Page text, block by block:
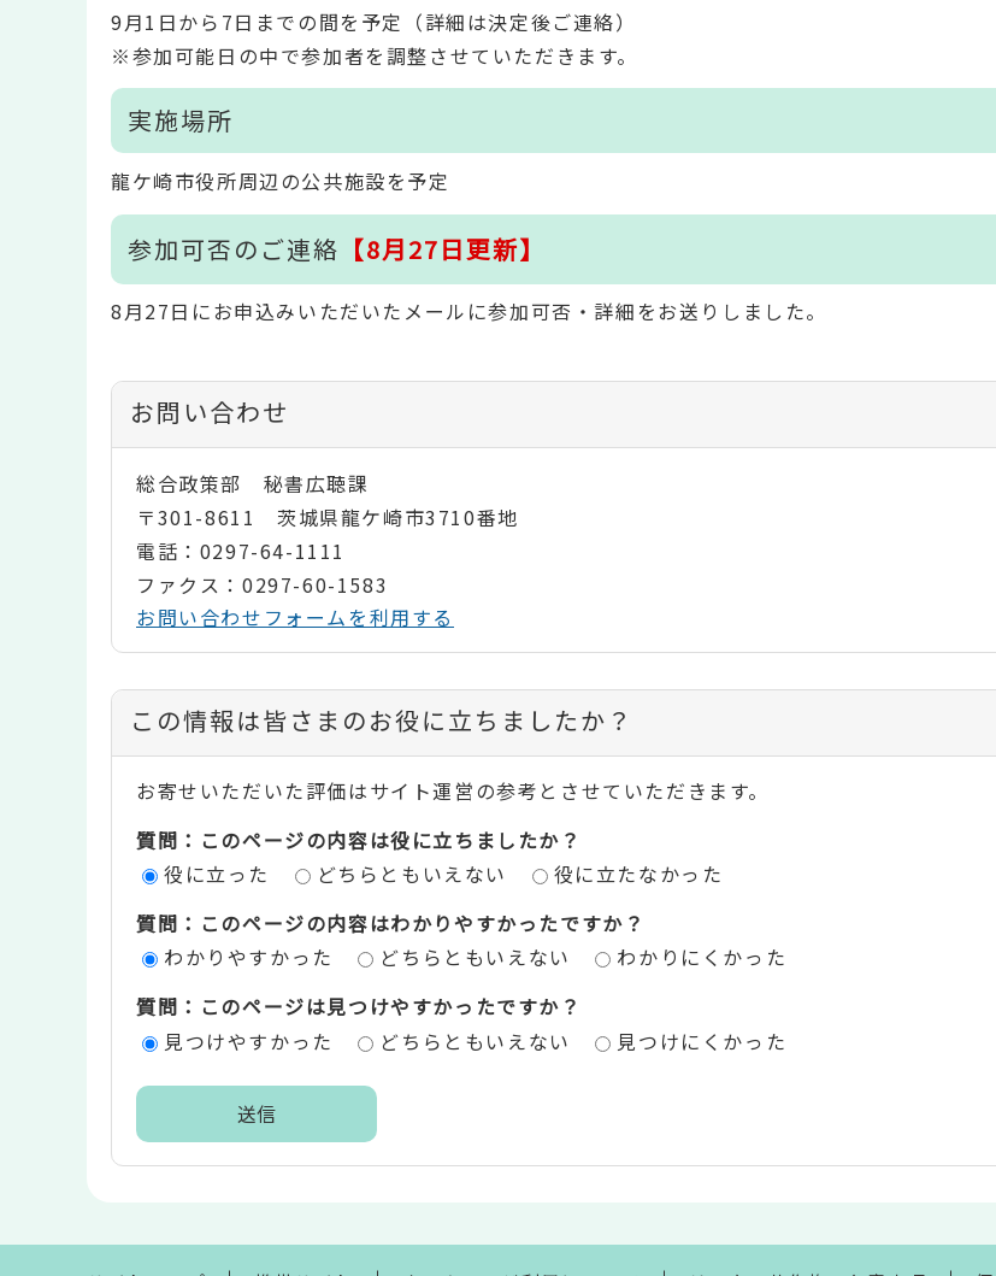
9月1日から7日までの間を予定（詳細は決定後ご連絡）
※参加可能日の中で参加者を調整させていただきます。
実施場所
龍ケ崎市役所周辺の公共施設を予定
参加可否のご連絡 【8月27日更新】
8月27日にお申込みいただいたメールに参加可否・詳細をお送りしました。
お問い合わせ
総合政策部 秘書広聴課
〒301-8611 茨城県龍ケ崎市3710番地
電話：0297-64-1111
ファクス：0297-60-1583
お問い合わせフォームを利用する
コ
ン
テ
ン
評
エ
この情報は皆さまのお役に立ちましたか？
お寄せいただいた評価はサイト運営の参考とさせていただきます。
質問：このページの内容は役に立ちましたか？
役に立った
どちらともいえない
役に立たなかった
質問：このページの内容はわかりやすかったですか？
わかりやすかった
どちらともいえない
わかりにくかった
質問：このページは見つけやすかったですか？
見つけやすかった
どちらともいえない 見つけにくかった